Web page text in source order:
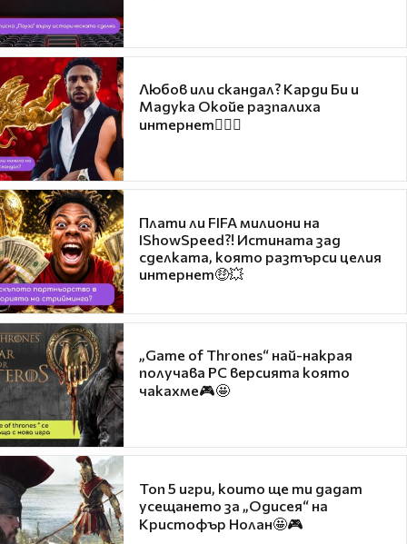
Любов или скандал? Карди Би и
Мадука Окойе разпалиха
интернет❤️‍🔥🔥
Плати ли FIFA милиони на
IShowSpeed?! Истината зад
сделката, която разтърси целия
интернет🤑💥
„Game of Thrones“ най-накрая
получава PC версията която
чакахме🎮🤩
Топ 5 игри, които ще ти дадат
усещането за „Одисея“ на
Кристофър Нолан🤩🎮